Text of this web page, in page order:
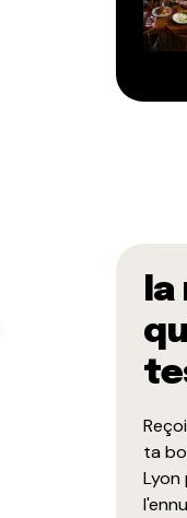
la
ta
Lyon